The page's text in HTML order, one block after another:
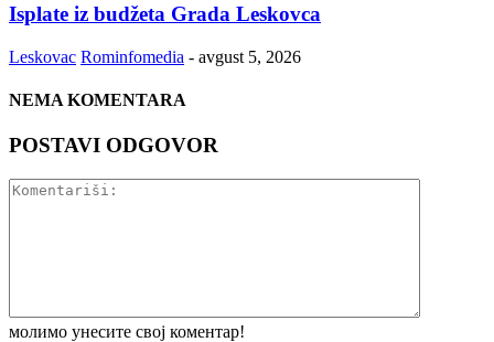
Isplate iz budžeta Grada Leskovca
Leskovac Rominfomedia - avgust 5, 2026
NEMA KOMENTARA
POSTAVI ODGOVOR
молимо унесите свој коментар!